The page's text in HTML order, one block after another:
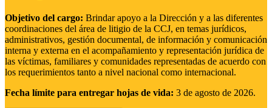
Objetivo del cargo: Brindar apoyo a la Dirección y a las diferentes
coordinaciones del área de litigio de la CCJ, en temas jurídicos,
administrativos, gestión documental, de información y comunicación
interna y externa en el acompañamiento y representación jurídica de
las víctimas, familiares y comunidades representadas de acuerdo con
los requerimientos tanto a nivel nacional como internacional.
Fecha límite para entregar hojas de vida: 3 de agosto de 2026.